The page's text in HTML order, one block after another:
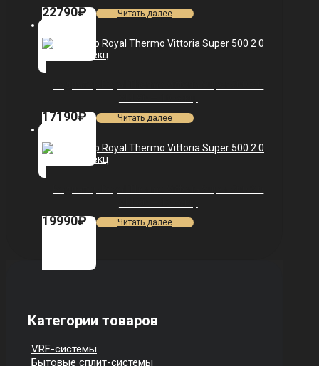
22790₽ Читать далее
17190₽ Читать далее
19990₽ Читать далее
Категории товаров
VRF-системы
Бытовые сплит-системы